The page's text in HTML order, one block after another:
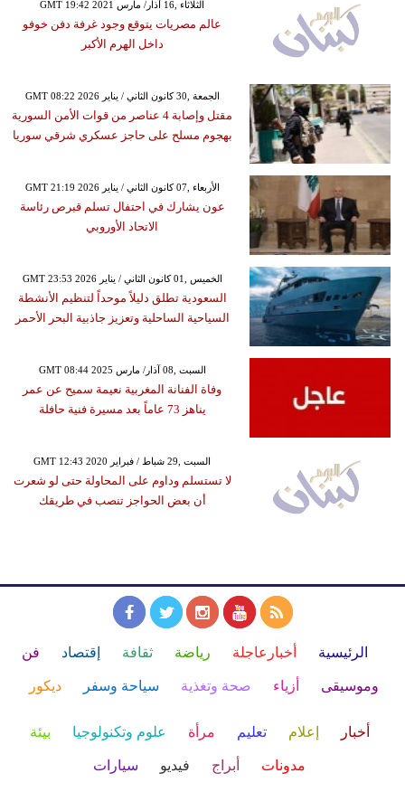
GMT 19:42 2021 الثلاثاء ,16 آذار/ مارس
عالم مصريات يتوقع وجود غرفة دفن خوفو
داخل الهرم الأكبر
GMT 08:22 2026 الجمعة ,30 كانون الثاني / يناير
مقتل وإصابة 4 عناصر من قوات الأمن السورية
بهجوم مسلح على حاجز عسكري شرقي سوريا
GMT 21:19 2026 الأربعاء ,07 كانون الثاني / يناير
عون يشارك في احتفال تسلم قبرص رئاسة
الاتحاد الأوروبي
GMT 23:53 2026 الخميس ,01 كانون الثاني / يناير
السعودية تطلق دليلاً موحداً لتنظيم الأنشطة
السياحية الساحلية وتعزيز جاذبية البحر الأحمر
GMT 08:44 2025 السبت ,08 آذار/ مارس
وفاة الفنانة المغربية نعيمة سميح عن عمر
يناهز 73 عاماً بعد مسيرة فنية حافلة
GMT 12:43 2020 السبت ,29 شباط / فبراير
لا تستسلم وداوم على المحاولة حتى لو شعرت
أن بعض الحواجز تنصب في طريقك
الرئيسية أخبارعاجلة رياضة ثقافة إقتصاد فن
وموسيقى أزياء صحة وتغذية سياحة وسفر ديكور
أخبار إعلام تعليم مرأة علوم وتكنولوجيا بيئة
مدونات أبراج فيديو سيارات